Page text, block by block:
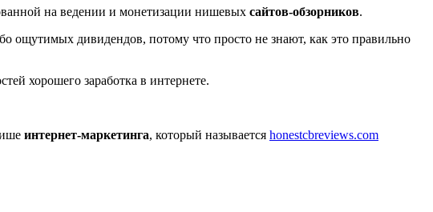
на ведении и монетизации нишевых сайтов-обзорников.
ощутимых дивидендов, потому что просто не знают, как это правильно
хорошего заработка в интернете.
интернет-маркетинга, который называется honestcbreviews.com